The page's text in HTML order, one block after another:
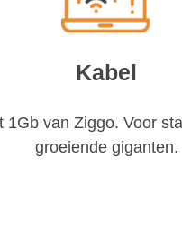
Kabel
1Gb van Ziggo. Voor
groeiende giganten.